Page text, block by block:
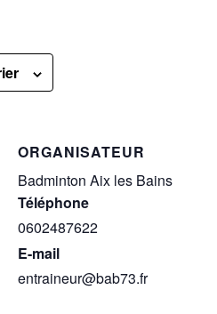
ORGANISATEUR
Badminton Aix les Bains
Téléphone
0602487622
E-mail
entraineur@bab73.fr